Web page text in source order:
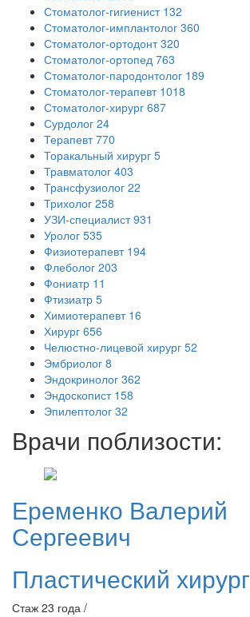
Стоматолог-гигиенист 132
Стоматолог-имплантолог 360
Стоматолог-ортодонт 320
Стоматолог-ортопед 763
Стоматолог-пародонтолог 189
Стоматолог-терапевт 1018
Стоматолог-хирург 687
Сурдолог 24
Терапевт 770
Торакальный хирург 5
Травматолог 403
Трансфузиолог 22
Трихолог 258
УЗИ-специалист 931
Уролог 535
Физиотерапевт 194
Флеболог 203
Фониатр 11
Фтизиатр 5
Химиотерапевт 16
Хирург 656
Челюстно-лицевой хирург 52
Эмбриолог 8
Эндокринолог 362
Эндоскопист 158
Эпилептолог 32
Врачи поблизости:
Еременко Валерий
Сергеевич
Пластический хирург
Стаж 23 года /